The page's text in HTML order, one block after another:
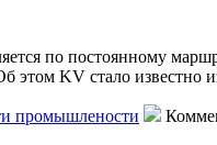
по постоянному
этом KV стало
промышлености